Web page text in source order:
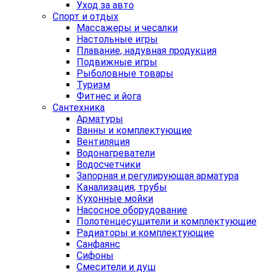
Уход за авто
Спорт и отдых
Массажеры и чесалки
Настольные игры
Плавание, надувная продукция
Подвижные игры
Рыболовные товары
Туризм
Фитнес и йога
Сантехника
Арматуры
Ванны и комплектующие
Вентиляция
Водонагреватели
Водосчетчики
Запорная и регулирующая арматура
Канализация, трубы
Кухонные мойки
Насосное оборудование
Полотенцесушители и комплектующие
Радиаторы и комплектующие
Санфаянс
Сифоны
Смесители и душ